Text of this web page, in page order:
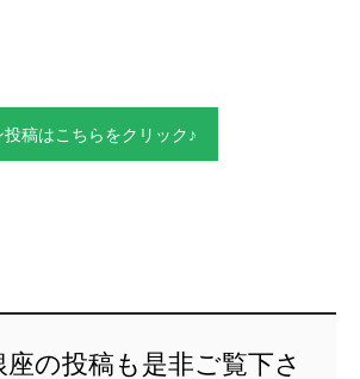
稿はこちらをクリック♪
の投稿も是非ご覧下さ